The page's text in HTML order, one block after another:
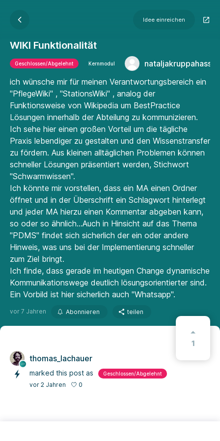
Idee einreichen
WIKI Funktionalität
Geschlossen/Abgelehnt Kernmodul
ich wünsche mir für meinen Verantwortungsbereich ein
"PflegeWiki" , "StationsWiki" , analog der
Funktionsweise von Wikipedia um BestPractice
Lösungen innerhalb der Abteilung zu kommunizieren.
Ich sehe hier einen großen Vorteil um die tägliche
Praxis lebendiger zu gestalten und den Wissenstransfer
zu fördern. Aus kleinen alltäglichen Problemen können
schneller Lösungen präsentiert werden, Stichwort
"Schwarmwissen".
Ich könnte mir vorstellen, dass ein MA einen Ordner
öffnet und in der Überschrift ein Schlagwort hinterlegt
und jeder MA hierzu einen Kommentar abgeben kann,
so oder so ähnlich...Auch in Hinsicht auf das Thema
"PDMS" findet sich sicherlich der ein oder andere
Hinweis, was uns bei der Implementierung schneller
zum Ziel bringt.
Ich finde, dass gerade im heutigen Change dynamische
Kommunikationswege deutlich lösungsorientierter sind.
Ein Vorbild ist hier sicherlich auch "Whatsapp".
vor 7 Jahren Abonnieren teilen
1
thomas_lachauer
marked this post as Geschlossen/Abgelehnt
vor 2 Jahren 0